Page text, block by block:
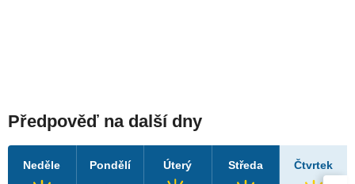
Předpověď na další dny
Neděle Pondělí Úterý Středa Čtvrtek